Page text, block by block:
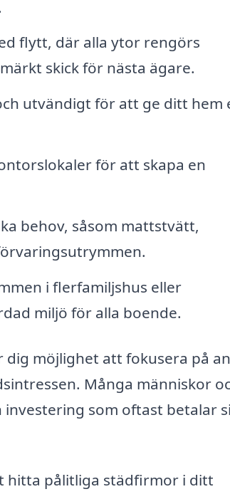
flytt, där alla ytor rengörs
skick för nästa ägare.
utvändigt för att ge ditt hem
för att skapa en
behov, såsom mattstvätt,
i flerfamiljshus eller
miljö för alla boende.
dig möjlighet att fokusera på
Många människor
som oftast betalar
hitta pålitliga städfirmor i ditt